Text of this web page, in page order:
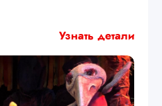
Узнать детали